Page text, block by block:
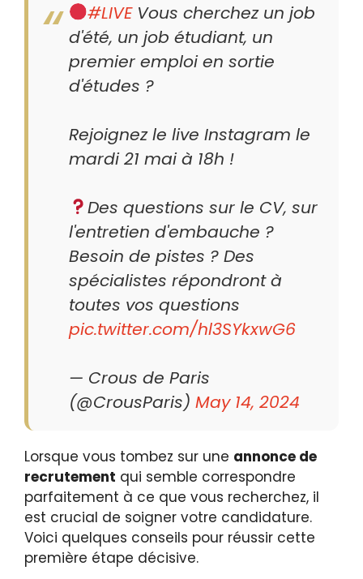
#LIVEVous cherchez un job
d'été, un job étudiant, un
premier emploi en sortie
d'études ?
Rejoignez le live Instagram le
mardi 21 mai à 18h !
Des questions sur le CV, sur
l'entretien d'embauche ?
Besoin de pistes ? Des
spécialistes répondront à
toutes vos questions
pic.twitter.com/hl3SYkxwG6
— Crous de Paris
(@CrousParis) May 14, 2024
Lorsque vous tombez sur une annonce de
recrutement qui semble correspondre
parfaitement à ce que vous recherchez, il
est crucial de soigner votre candidature.
Voici quelques conseils pour réussir cette
première étape décisive.